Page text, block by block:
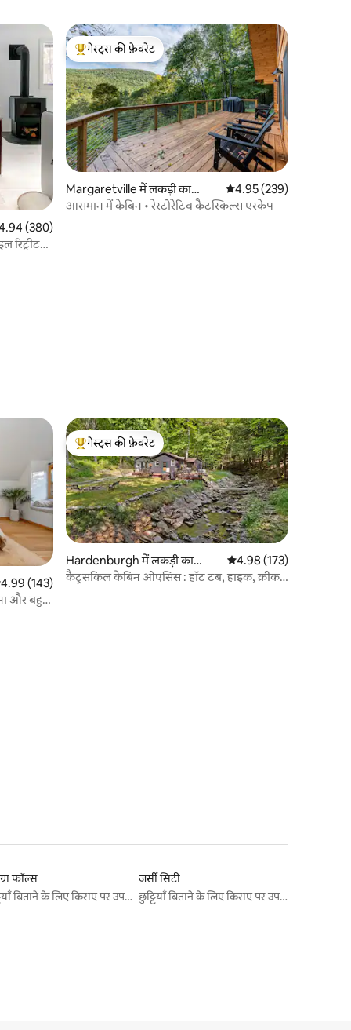
रेटिंग 5 में से 4.94, 380 समीक्षाएँ
(380)
रिट्रीट
गेस्ट्स का टॉप फ़ेवरेट
गेस्ट्स की फ़ेवरेट
Margaretville में लकड़ी का
केबिन
औसत रेटिंग 5 में से 4.95,
4.95 (239)
आसमान में केबिन • रेस्टोरेटिव कैटस्किल्स एस्केप
रेटिंग 5 में से 4.99, 143 समीक्षाएँ
4.99 (143)
और बहुत
गेस्ट्स का टॉप फ़ेवरेट
गेस्ट्स की फ़ेवरेट
Hardenburgh में लकड़ी का
केबिन
औसत रेटिंग 5 में से 4.98,
4.98 (173)
कैट्सकिल केबिन ओएसिस : हॉट टब, हाइक, क्रीक,
फॉल्स
छुट्टियाँ बिताने के लिए किराए पर उपलब्ध जगहें
जर्सी सिटी
छुट्टियाँ बिताने के लिए किराए पर उपलब्ध जगहें